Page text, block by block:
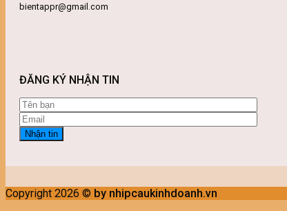
bientappr@gmail.com
ĐĂNG KÝ NHẬN TIN
Copyright 2026 © by nhipcaukinhdoanh.vn